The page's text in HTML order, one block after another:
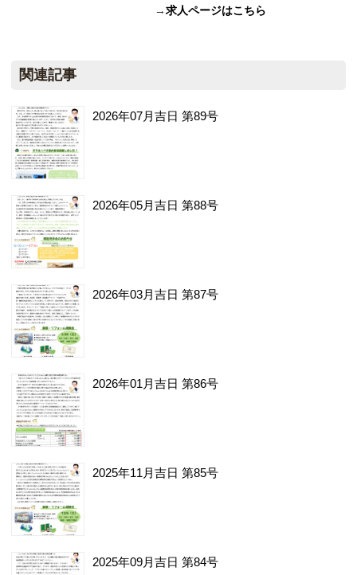
→求人ページはこちら
関連記事
2026年07月吉日 第89号
2026年05月吉日 第88号
2026年03月吉日 第87号
2026年01月吉日 第86号
2025年11月吉日 第85号
2025年09月吉日 第84号